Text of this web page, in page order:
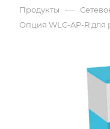
Продукты —
Опция WLC-AP-R для